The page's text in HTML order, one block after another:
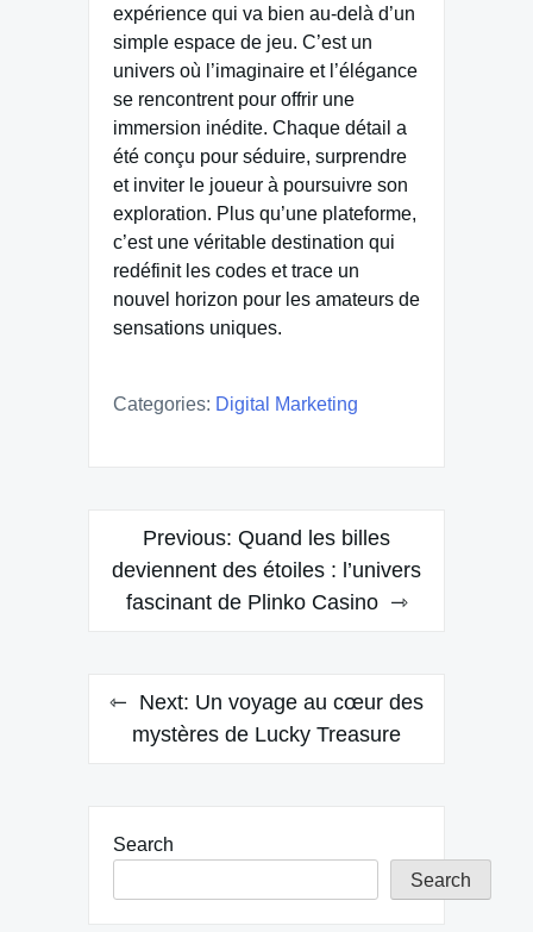
expérience qui va bien au-delà d’un
simple espace de jeu. C’est un
univers où l’imaginaire et l’élégance
se rencontrent pour offrir une
immersion inédite. Chaque détail a
été conçu pour séduire, surprendre
et inviter le joueur à poursuivre son
exploration. Plus qu’une plateforme,
c’est une véritable destination qui
redéfinit les codes et trace un
nouvel horizon pour les amateurs de
sensations uniques.
Categories: Digital Marketing
Post
navigation
Previous: Quand les billes
deviennent des étoiles : l’univers
fascinant de Plinko Casino
Next: Un voyage au cœur des
mystères de Lucky Treasure
Search
Search